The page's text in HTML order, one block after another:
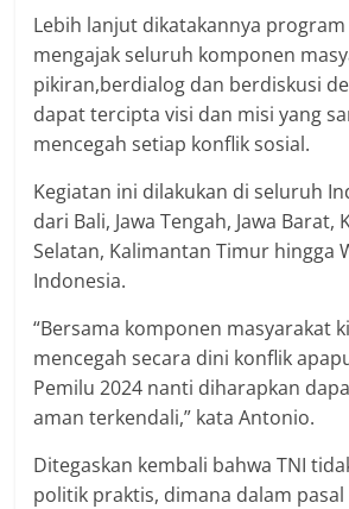
Lebih lanjut dikatakannya
mengajak seluruh komponen
pikiran,berdialog dan berdiskusi
dapat tercipta visi dan misi yang
mencegah setiap konflik sosial.
Kegiatan ini dilakukan di seluruh
dari Bali, Jawa Tengah, Jawa Barat,
Selatan, Kalimantan Timur hingga
Indonesia.
“Bersama komponen masyarakat
mencegah secara dini konflik
Pemilu 2024 nanti diharapkan
aman terkendali,” kata Antonio.
Ditegaskan kembali bahwa TNI
politik praktis, dimana dalam pasal